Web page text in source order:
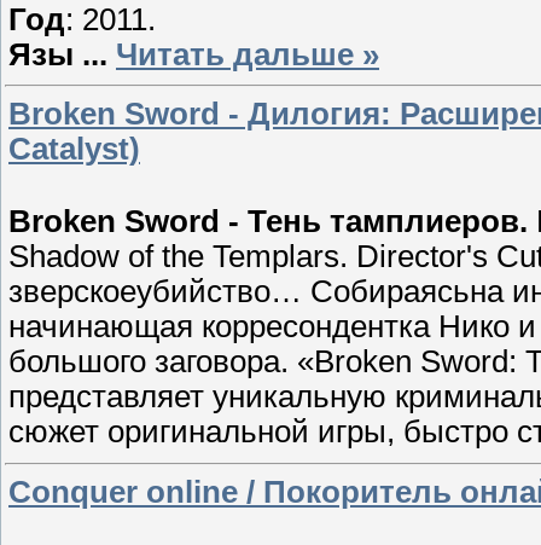
Год: 2011.
Язы ... Читать дальше »
Broken Sword - Дилогия:
Catalyst)
Broken Sword - Тень тамплиеров.
Shadow of the Templars. Director's
зверскоеубийство… Собираясьна
начинающая корресондентка Нико
большого заговора. «Broken
представляет уникальную
сюжет оригинальной игры, быстро
Conquer online / Покоритель